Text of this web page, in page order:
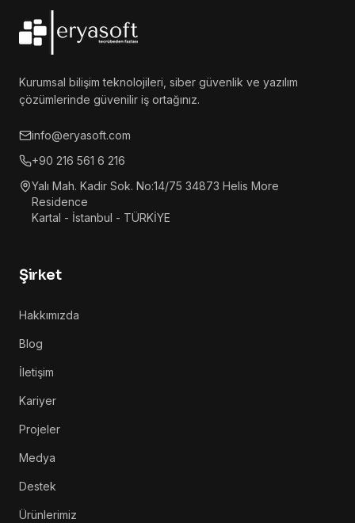
Kurumsal bilişim teknolojileri, siber güvenlik ve yazılım
çözümlerinde güvenilir iş ortağınız.
info@eryasoft.com
+90 216 561 6 216
Yalı Mah. Kadir Sok. No:14/75 34873 Helis More
Residence
Kartal - İstanbul - TÜRKİYE
Şirket
Hakkımızda
Blog
İletişim
Kariyer
Projeler
Medya
Destek
Ürünlerimiz